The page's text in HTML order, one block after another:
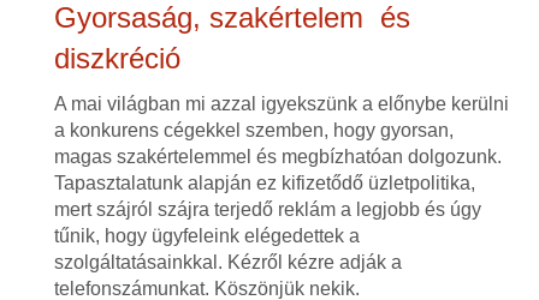
Gyorsaság, szakértelem és
diszkréció
A mai világban mi azzal igyekszünk a előnybe kerülni
a konkurens cégekkel szemben, hogy gyorsan,
magas szakértelemmel és megbízhatóan dolgozunk.
Tapasztalatunk alapján ez kifizetődő üzletpolitika,
mert szájról szájra terjedő reklám a legjobb és úgy
tűnik, hogy ügyfeleink elégedettek a
szolgáltatásainkkal. Kézről kézre adják a
telefonszámunkat. Köszönjük nekik.